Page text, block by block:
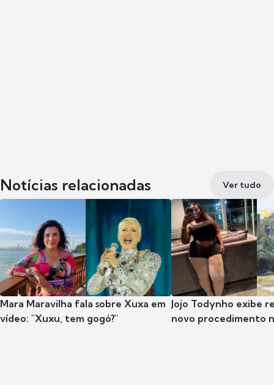
Notícias relacionadas Ver tudo
Mara Maravilha fala sobre Xuxa em
vídeo: "Xuxu, tem gogó?"
Jojo Todynho exibe
novo procedimento